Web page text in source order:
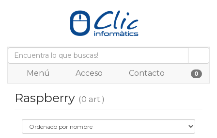
Menú Acceso Contacto 0
Raspberry (0 art.)